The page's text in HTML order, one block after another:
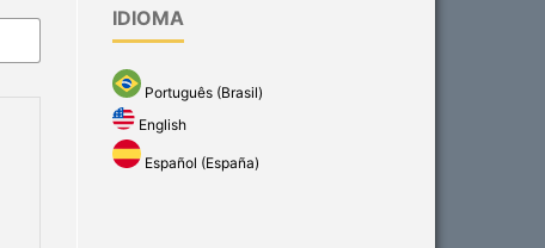
IDIOMA
Português (Brasil)
English
Español (España)